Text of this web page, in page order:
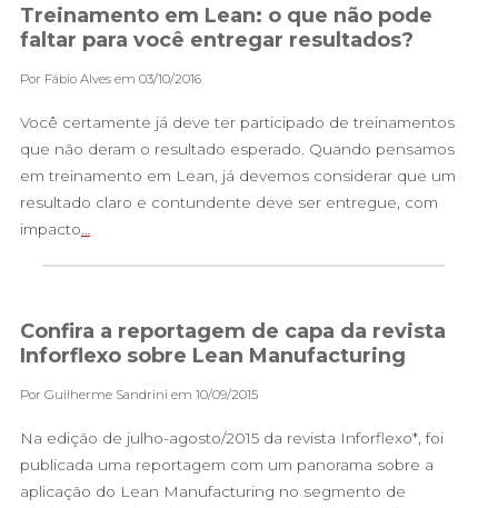
Treinamento em Lean: o que não pode
faltar para você entregar resultados?
Por Fábio Alves em 03/10/2016
Você certamente já deve ter participado de treinamentos
que não deram o resultado esperado. Quando pensamos
em treinamento em Lean, já devemos considerar que um
resultado claro e contundente deve ser entregue, com
impacto
Confira a reportagem de capa da revista
Inforflexo sobre Lean Manufacturing
Por Guilherme Sandrini em 10/09/2015
Na edição de julho-agosto/2015 da revista Inforflexo*, foi
publicada uma reportagem com um panorama sobre a
aplicação do Lean Manufacturing no segmento de